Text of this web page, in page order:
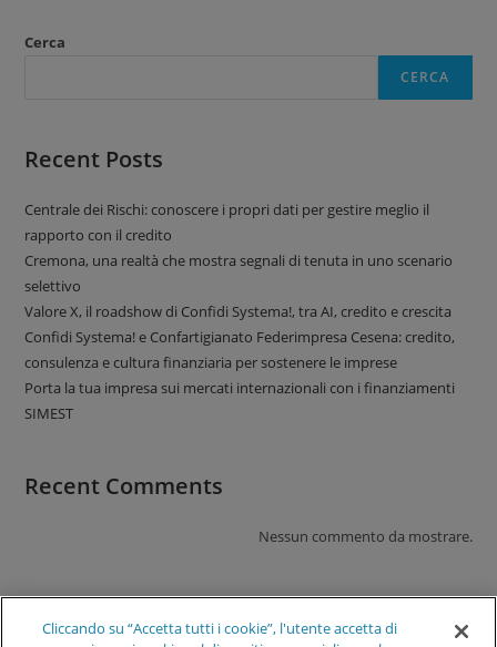
Cerca
CERCA
Recent Posts
Centrale dei Rischi: conoscere i propri dati per gestire meglio il
rapporto con il credito
Cremona, una realtà che mostra segnali di tenuta in uno scenario
selettivo
Valore X, il roadshow di Confidi Systema!, tra AI, credito e crescita
Confidi Systema! e Confartigianato Federimpresa Cesena: credito,
consulenza e cultura finanziaria per sostenere le imprese
Porta la tua impresa sui mercati internazionali con i finanziamenti
SIMEST
Recent Comments
Nessun commento da mostrare.
Cliccando su “Accetta tutti i cookie”, l'utente accetta di